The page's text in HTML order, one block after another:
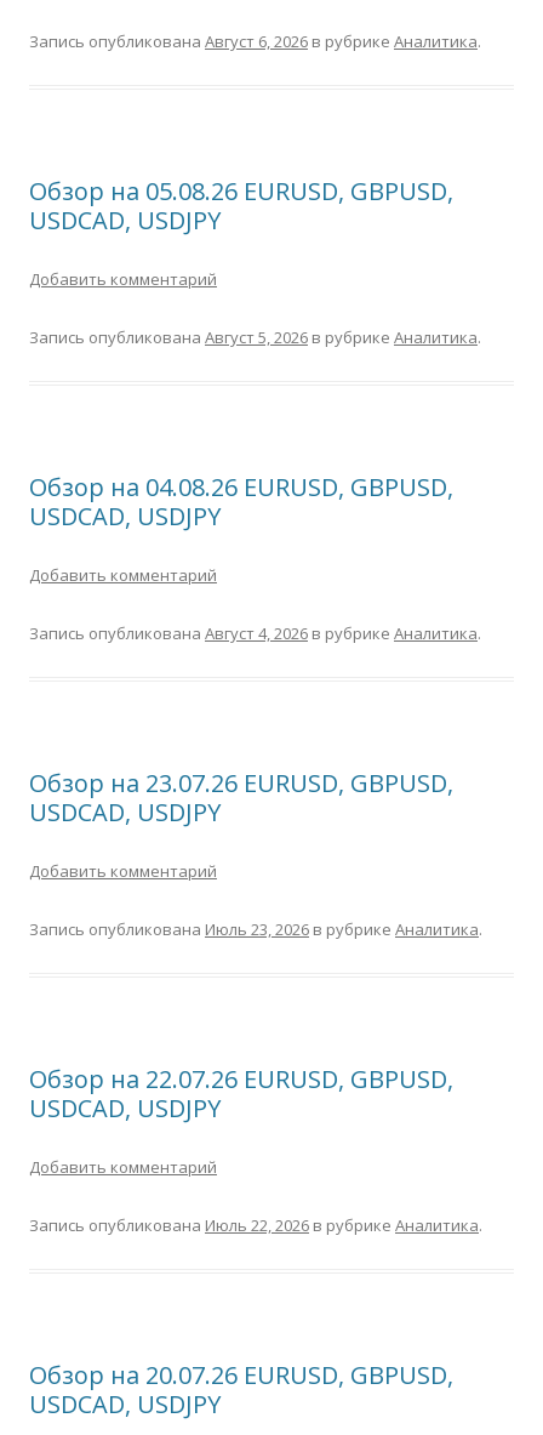
Запись опубликована Август 6, 2026 в рубрике Аналитика.
Обзор на 05.08.26 EURUSD, GBPUSD,
USDCAD, USDJPY
Добавить комментарий
Запись опубликована Август 5, 2026 в рубрике Аналитика.
Обзор на 04.08.26 EURUSD, GBPUSD,
USDCAD, USDJPY
Добавить комментарий
Запись опубликована Август 4, 2026 в рубрике Аналитика.
Обзор на 23.07.26 EURUSD, GBPUSD,
USDCAD, USDJPY
Добавить комментарий
Запись опубликована Июль 23, 2026 в рубрике Аналитика.
Обзор на 22.07.26 EURUSD, GBPUSD,
USDCAD, USDJPY
Добавить комментарий
Запись опубликована Июль 22, 2026 в рубрике Аналитика.
Обзор на 20.07.26 EURUSD, GBPUSD,
USDCAD, USDJPY